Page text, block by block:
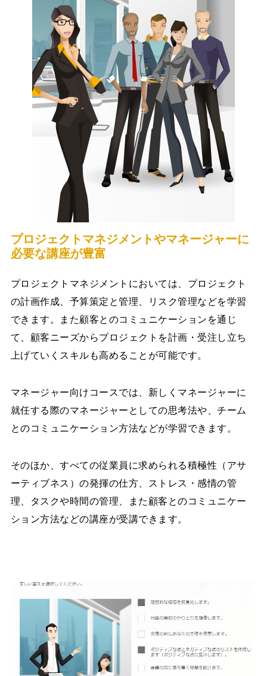
プロジェクトマネジメントやマネージャーに
必要な講座が豊富
プロジェクトマネジメントにおいては、プロジェクト
の計画作成、予算策定と管理、リスク管理などを学習
できます。また顧客とのコミュニケーションを通じ
て、顧客ニーズからプロジェクトを計画・受注し立ち
上げていくスキルも高めることが可能です。
マネージャー向けコースでは、新しくマネージャーに
就任する際のマネージャーとしての思考法や、チーム
とのコミュニケーション方法などが学習できます。
そのほか、すべての従業員に求められる積極性（アサ
ーティブネス）の発揮の仕方、ストレス・感情の管
理、タスクや時間の管理、また顧客とのコミュニケー
ション方法などの講座が受講できます。